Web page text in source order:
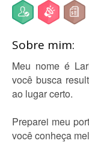
Sobre mim:
Meu nome é
você busca
ao lugar certo.
Preparei meu
você conheça